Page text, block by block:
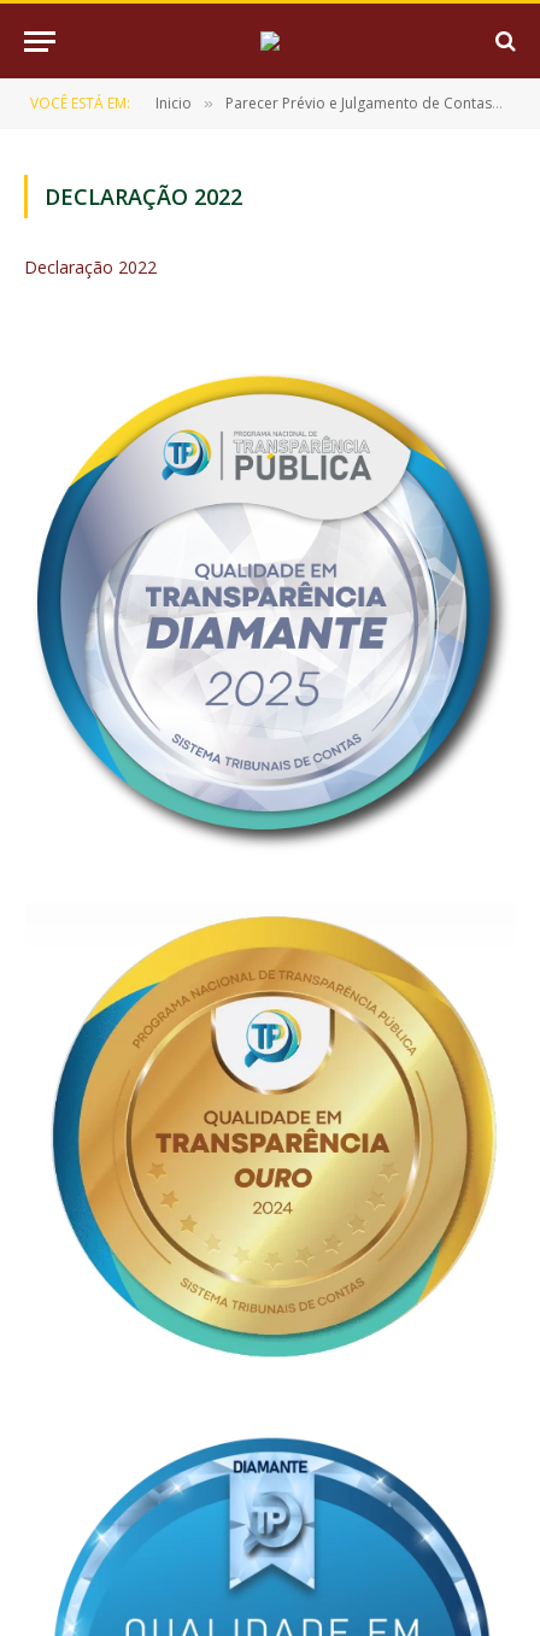
VOCÊ ESTÁ EM: Inicio » Parecer Prévio e Julgamento de Contas
DECLARAÇÃO 2022
Declaração 2022